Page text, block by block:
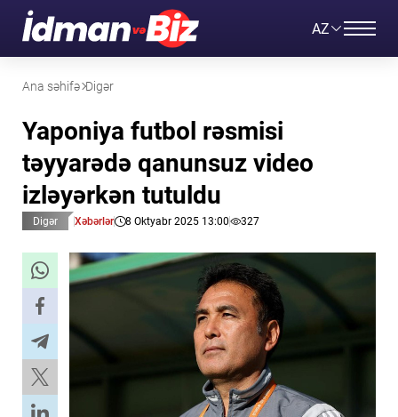
AZ
Ana səhifə Digər
Yaponiya futbol rəsmisi
təyyarədə qanunsuz video
izləyərkən tutuldu
Digər Xəbərlər 8 Oktyabr 2025 13:00 327